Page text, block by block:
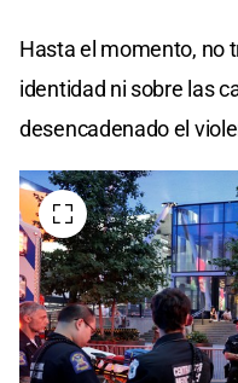
Hasta el momento, no
identidad ni sobre las
desencadenado el